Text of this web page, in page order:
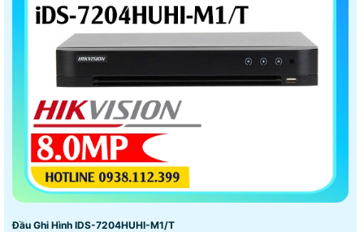
Đầu Ghi Hình IDS-7204HUHI-M1/T